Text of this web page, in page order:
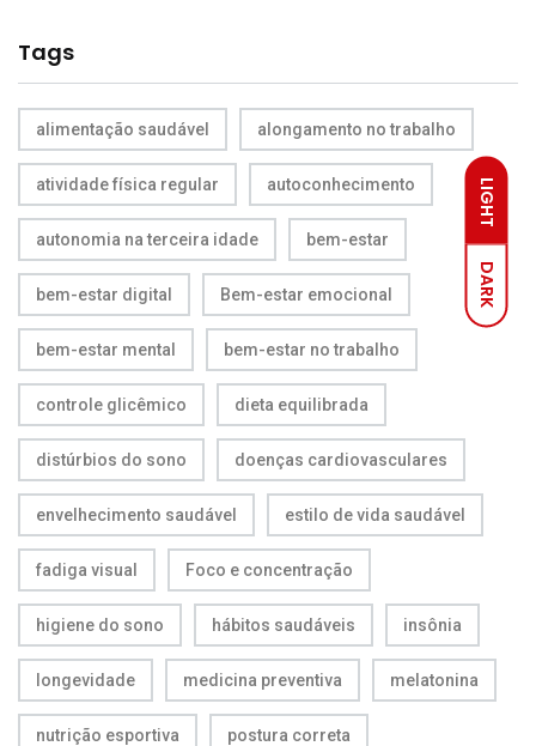
LIGHT
DARK
Tags
alimentação saudável alongamento no trabalho
atividade física regular autoconhecimento
autonomia na terceira idade bem-estar
bem-estar digital Bem-estar emocional
bem-estar mental bem-estar no trabalho
controle glicêmico dieta equilibrada
distúrbios do sono doenças cardiovasculares
envelhecimento saudável estilo de vida saudável
fadiga visual Foco e concentração
higiene do sono hábitos saudáveis insônia
longevidade medicina preventiva melatonina
nutrição esportiva postura correta